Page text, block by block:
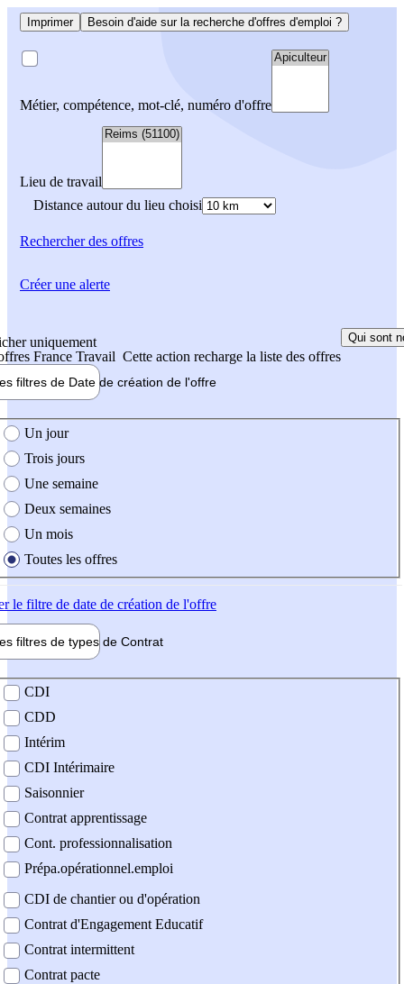
Imprimer Besoin d'aide sur la recherche d'offres d'emploi ?
Métier, compétence, mot-clé, numéro d'offre
Lieu de travail
Distance autour du lieu choisi
Rechercherdes offres
uniquement
France Travail Cette action recharge la liste des offres
Qui sont
filtres de Date de création de l'offre
création de l'offre
Un jour
Trois jours
Une semaine
Deux semaines
Un mois
Toutes les offres
le filtre de date de création de l'offre
filtres de types de Contrat
contrat
CDI
CDD
Intérim
CDI Intérimaire
Saisonnier
Contrat apprentissage
Cont. professionnalisation
Prépa.opérationnel.emploi
CDI de chantier ou d'opération
Contrat d'Engagement Educatif
Contrat intermittent
Contrat pacte
Créer une alerte